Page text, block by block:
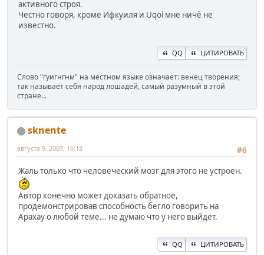
активного строя.
Честно говоря, кроме Ифкуиля и Uqoi мне ничё не
известно.
QQ ЦИТИРОВАТЬ
Слово "гуигнгнм" на местном языке означает: венец творения;
так называет себя народ лошадей, самый разумный в этой
стране...
sknente
#6
августа 9, 2007, 16:18
Жаль только что человеческий мозг для этого не устроен.
Автор конечно может доказать обратное,
продемонстрировав способность бегло говорить на
Арахау о любой теме... не думаю что у него выйдет.
QQ ЦИТИРОВАТЬ